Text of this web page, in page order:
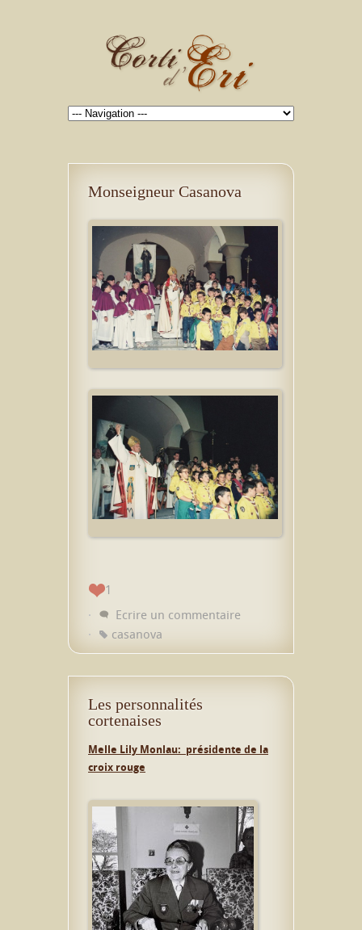
Monseigneur Casanova
1
Ecrire un commentaire
casanova
Les personnalités
cortenaises
Melle Lily Monlau: présidente de la
croix rouge